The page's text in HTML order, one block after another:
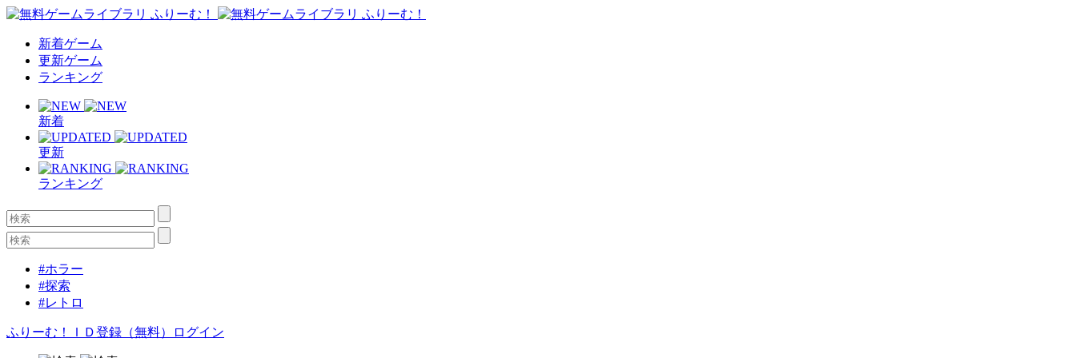
新着ゲーム
更新ゲーム
ランキング
新着
更新
ランキング
#ホラー
#探索
#レトロ
ふりーむ！ＩＤ登録（無料） ログイン